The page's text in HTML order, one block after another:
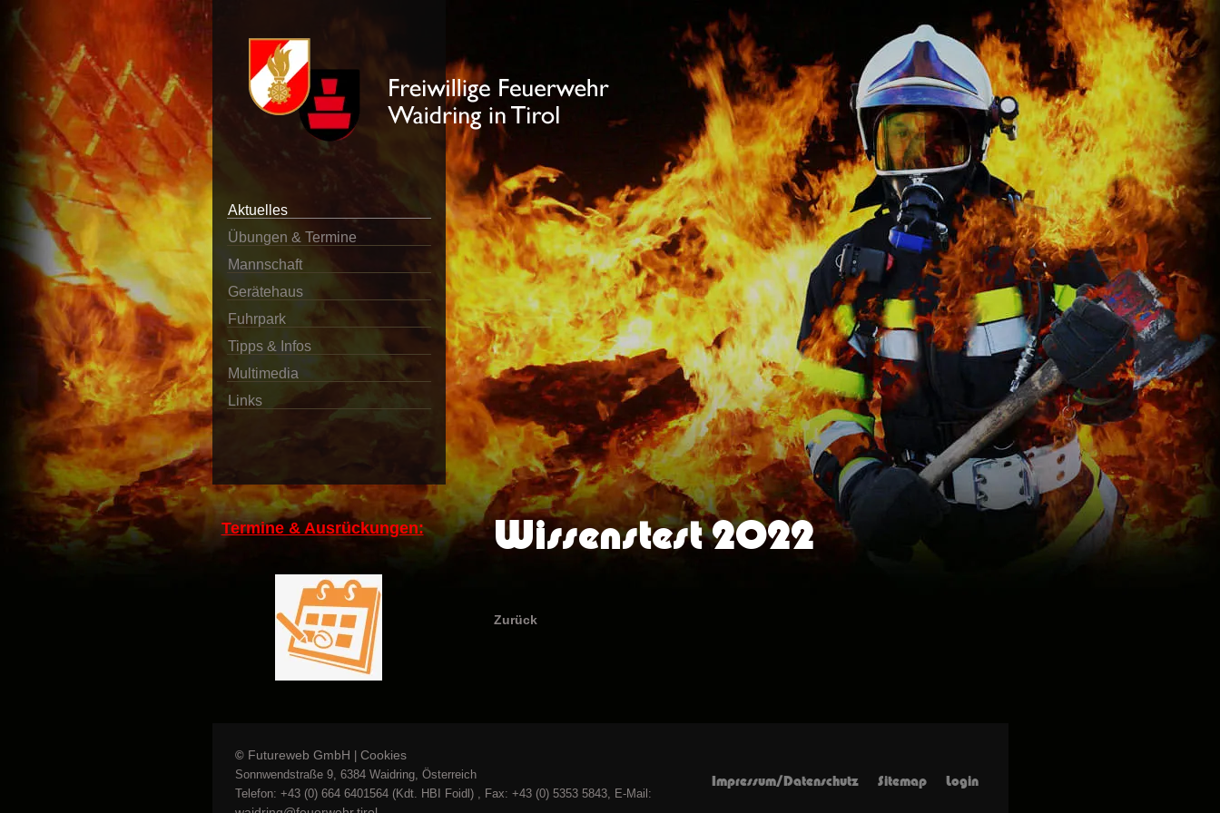
Aktuelles
Übungen & Termine
Mannschaft
Gerätehaus
Fuhrpark
Tipps & Infos
Multimedia
Links
Termine & Ausrückungen: Wissenstest 2022
Zurück
© Futureweb GmbH | Cookies
Sonnwendstraße 9, 6384 Waidring, Österreich
Telefon: +43 (0) 664 6401564 (Kdt. HBI Foidl) , Fax: +43 (0) 5353 5843, E-Mail:
Impressum/Datenschutz Sitemap Login